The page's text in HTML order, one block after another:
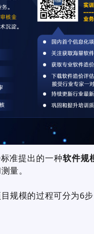
准提出的一种软件规
量。
模的过程可分为6步